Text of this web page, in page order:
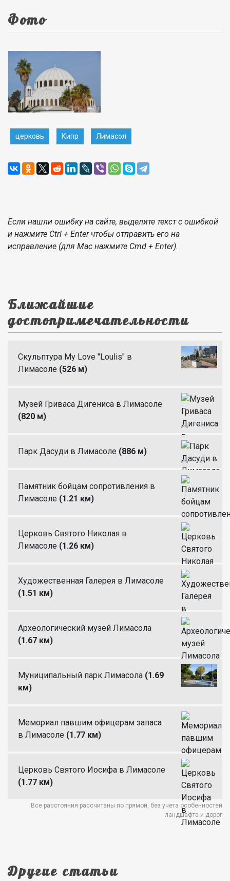
Фото
церковь Кипр Лимасол
Если нашли ошибку на сайте, выделите текст с ошибкой
и нажмите Ctrl + Enter чтобы отправить его на
исправление (для Mac нажмите Cmd + Enter).
Ближайшие
достопримечательности
Скульптура My Love "Loulis" в
Лимасоле (526 м)
Музей Гриваса Дигениса в Лимасоле
(820 м)
Парк Дасуди в Лимасоле (886 м)
Памятник бойцам сопротивления в
Лимасоле (1.21 км)
Церковь Святого Николая в
Лимасоле (1.26 км)
Художественная Галерея в Лимасоле
(1.51 км)
Археологический музей Лимасола
(1.67 км)
Муниципальный парк Лимасола (1.69
км)
Мемориал павшим офицерам запаса
в Лимасоле (1.77 км)
Церковь Святого Иосифа в Лимасоле
(1.77 км)
Все расстояния рассчитаны по прямой, без учета особенностей
ландшафта и дорог
Другие статьи